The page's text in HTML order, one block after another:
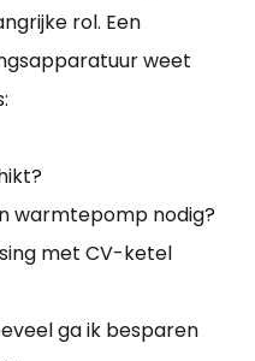
rol. Een
weet
warmtepomp nodig?
met CV-ketel
ga ik besparen